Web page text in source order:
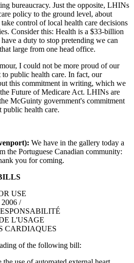
bureaucracy. Just the opposite, LHINs
policy to the ground level, about
control of local health care decisions
Consider this: Health is a $33-billion
a duty to stop pretending we can
large from one head office.
I could not be more proud of our
public health care. In fact, our
this commitment in writing, which we
Future of Medicare Act. LHINs are
McGuinty government's commitment
public health care.
We have in the gallery today a
the Portuguese Canadian community:
you for coming.
USE
/
L'USAGE
CARDIAQUES
of the following bill: